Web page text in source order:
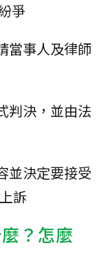
爭
當事人及律師
判決，並由法
並決定要接受
訴
？怎麼